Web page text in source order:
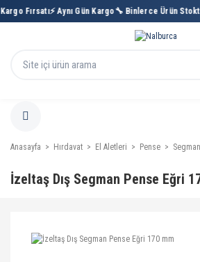
Fırsatı⚡ Aynı Gün Kargo🔧 Binlerce Ürün Stokta
Anasayfa Hırdavat El Aletleri Pense
İzeltaş Dış Segman Pense Eğri